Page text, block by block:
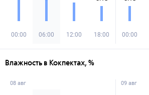
00:00 06:00 12:00 18:00 00:00
Влажность в Кокпектах, %
08 авг 09 авг